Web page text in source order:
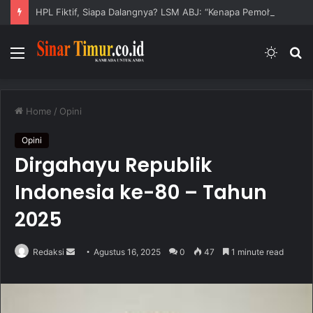
Menu
Switch
Home / Opini
Opini
Dirgahayu Republik
Indonesia ke-80 – Tahun
2025
Redaksi
n
Agustus 16, 2025 0 47 1 minute read